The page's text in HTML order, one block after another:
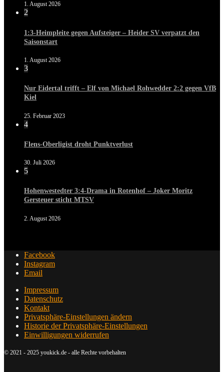
1. August 2026
2
1:3-Heimpleite gegen Aufsteiger – Heider SV verpatzt den
Saisonstart
1. August 2026
3
Nur Eidertal trifft – Elf von Michael Rohwedder 2:2 gegen VfB
Kiel
25. Februar 2023
4
Flens-Oberligist droht Punktverlust
30. Juli 2026
5
Hohenwestedter 3:4-Drama in Rotenhof – Joker Moritz
Gersteuer sticht MTSV
2. August 2026
Facebook
Instagram
Email
Impressum
Datenschutz
Kontakt
Privatsphäre-Einstellungen ändern
Historie der Privatsphäre-Einstellungen
Einwilligungen widerrufen
© 2021 - 2025 youkick.de - alle Rechte vorbehalten